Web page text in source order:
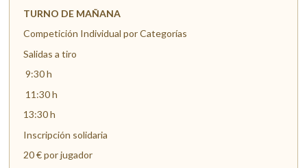
TURNO DE MAÑANA
Competición Individual por Categorías
Salidas a tiro
9:30 h
11:30 h
13:30 h
Inscripción solidaria
20 € por jugador